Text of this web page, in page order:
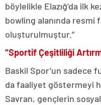
böylelikle Elazığ’da ilk
bowling alanında resmi
oluşturulmuştur.”
“Sportif Çeşitliliği
Baskil Spor’un sadece
da faaliyet göstermeyi
Savran, gençlerin